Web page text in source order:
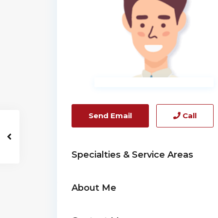
Send Email Call
Specialties & Service Areas
About Me